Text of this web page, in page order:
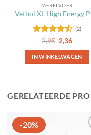
MERELVOER
Vetbol XL High Energy
Gewaardeerd
4.5uit 5
(2)
2,95
prijs
was:
2,95.
2,36
is:
2,36.
IN WINKELWAGEN
GERELATEERDE
-20%